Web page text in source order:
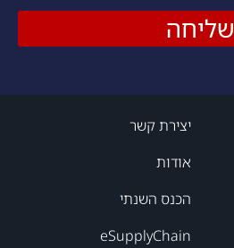
שליחה
יצירת קשר
אודות
הכנס השנתי
eSupplyChain